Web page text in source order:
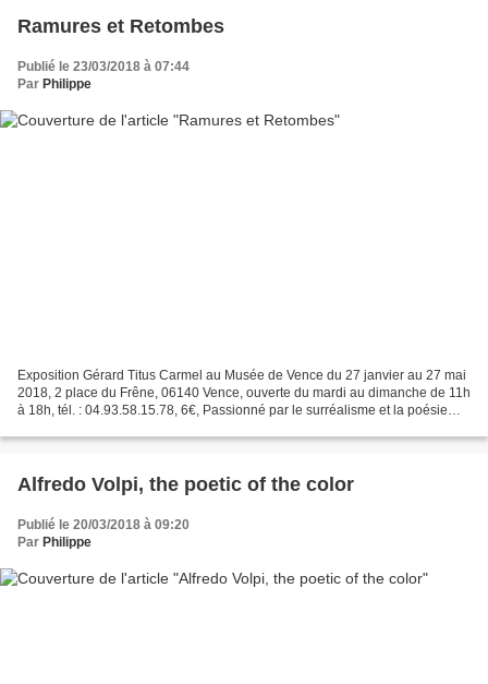
Ramures et Retombes
Publié le 23/03/2018 à 07:44
Par Philippe
Exposition Gérard Titus Carmel au Musée de Vence du 27 janvier au 27 mai
2018, 2 place du Frêne, 06140 Vence, ouverte du mardi au dimanche de 11h
à 18h, tél. : 04.93.58.15.78, 6€, Passionné par le surréalisme et la poésie
Alfredo Volpi, the poetic of the color
Publié le 20/03/2018 à 09:20
Par Philippe